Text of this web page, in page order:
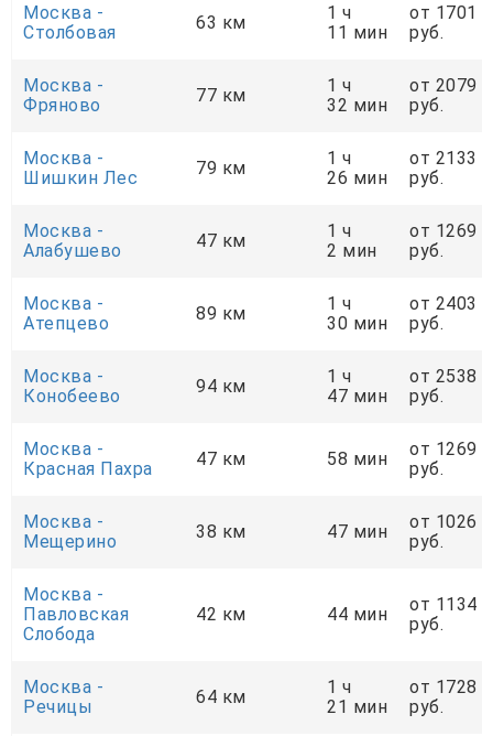
Москва -
Столбовая
63 км
1 ч
11 мин
от 1701
руб.
Москва -
Фряново
77 км
1 ч
32 мин
от 2079
руб.
Москва -
Шишкин Лес
79 км
1 ч
26 мин
от 2133
руб.
Москва -
Алабушево
47 км
1 ч
2 мин
от 1269
руб.
Москва -
Атепцево
89 км
1 ч
30 мин
от 2403
руб.
Москва -
Конобеево
94 км
1 ч
47 мин
от 2538
руб.
Москва -
Красная Пахра
47 км 58 мин
от 1269
руб.
Москва -
Мещерино
38 км 47 мин
от 1026
руб.
Москва -
Павловская
Слобода
42 км 44 мин
от 1134
руб.
Москва -
Речицы
64 км
1 ч
21 мин
от 1728
руб.